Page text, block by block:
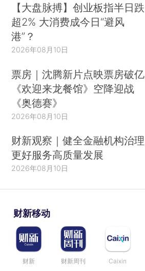
【大盘脉搏】创业板指半日跌
超2% 大消费成今日“避风
港”？
2026年08月10日
票房｜沈腾新片点映票房破亿
《欢迎来龙餐馆》空降迎战
《奥德赛》
2026年08月10日
财新观察｜健全金融机构治理
更好服务高质量发展
2026年08月10日
财新移动
财新 财新周刊 Caixin